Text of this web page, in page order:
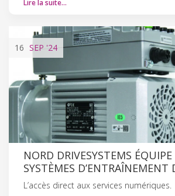
Lire la suite…
16 SEP '24
NORD DRIVESYSTEMS ÉQUIPE
SYSTÈMES D’ENTRAÎNEMENT
L’accès direct aux services numériques.